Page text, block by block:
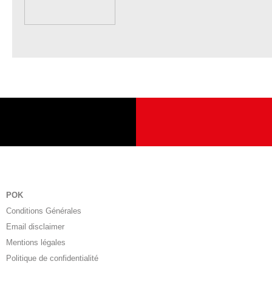
POK
Conditions Générales
Email disclaimer
Mentions légales
Politique de confidentialité